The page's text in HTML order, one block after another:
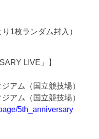
1枚ランダム封入）
LIVE」】
アム（国立競技場）
アム（国立競技場）
5th_anniversary